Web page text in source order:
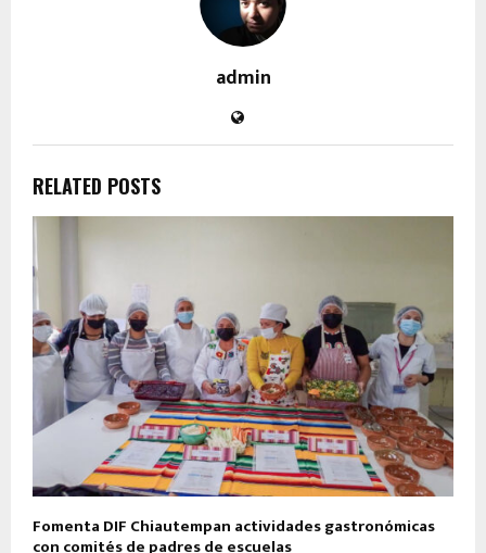
admin
RELATED POSTS
Fomenta DIF Chiautempan actividades gastronómicas
con comités de padres de escuelas